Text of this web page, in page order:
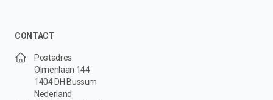
CONTACT
Postadres:
Olmenlaan 144
1404 DH Bussum
Nederland